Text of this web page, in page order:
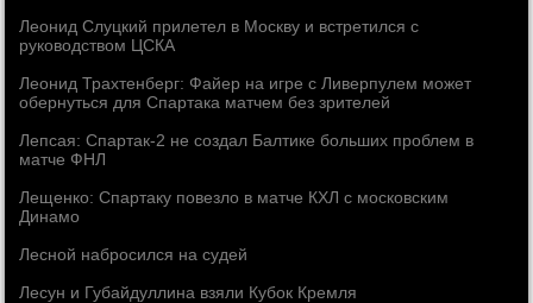
Леонид Слуцкий прилетел в Москву и встретился с
руководством ЦСКА
Леонид Трахтенберг: Файер на игре с Ливерпулем может
обернуться для Спартака матчем без зрителей
Лепсая: Спартак-2 не создал Балтике больших проблем в
матче ФНЛ
Лещенко: Спартаку повезло в матче КХЛ с московским
Динамо
Лесной набросился на судей
Лесун и Губайдуллина взяли Кубок Кремля